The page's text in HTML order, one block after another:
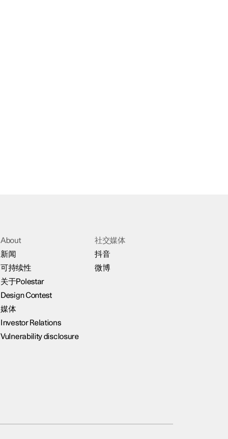
About
新闻
可持续性
关于Polestar
Design Contest
媒体
Investor Relations
Vulnerability disclosure
社交媒体
抖音
微博